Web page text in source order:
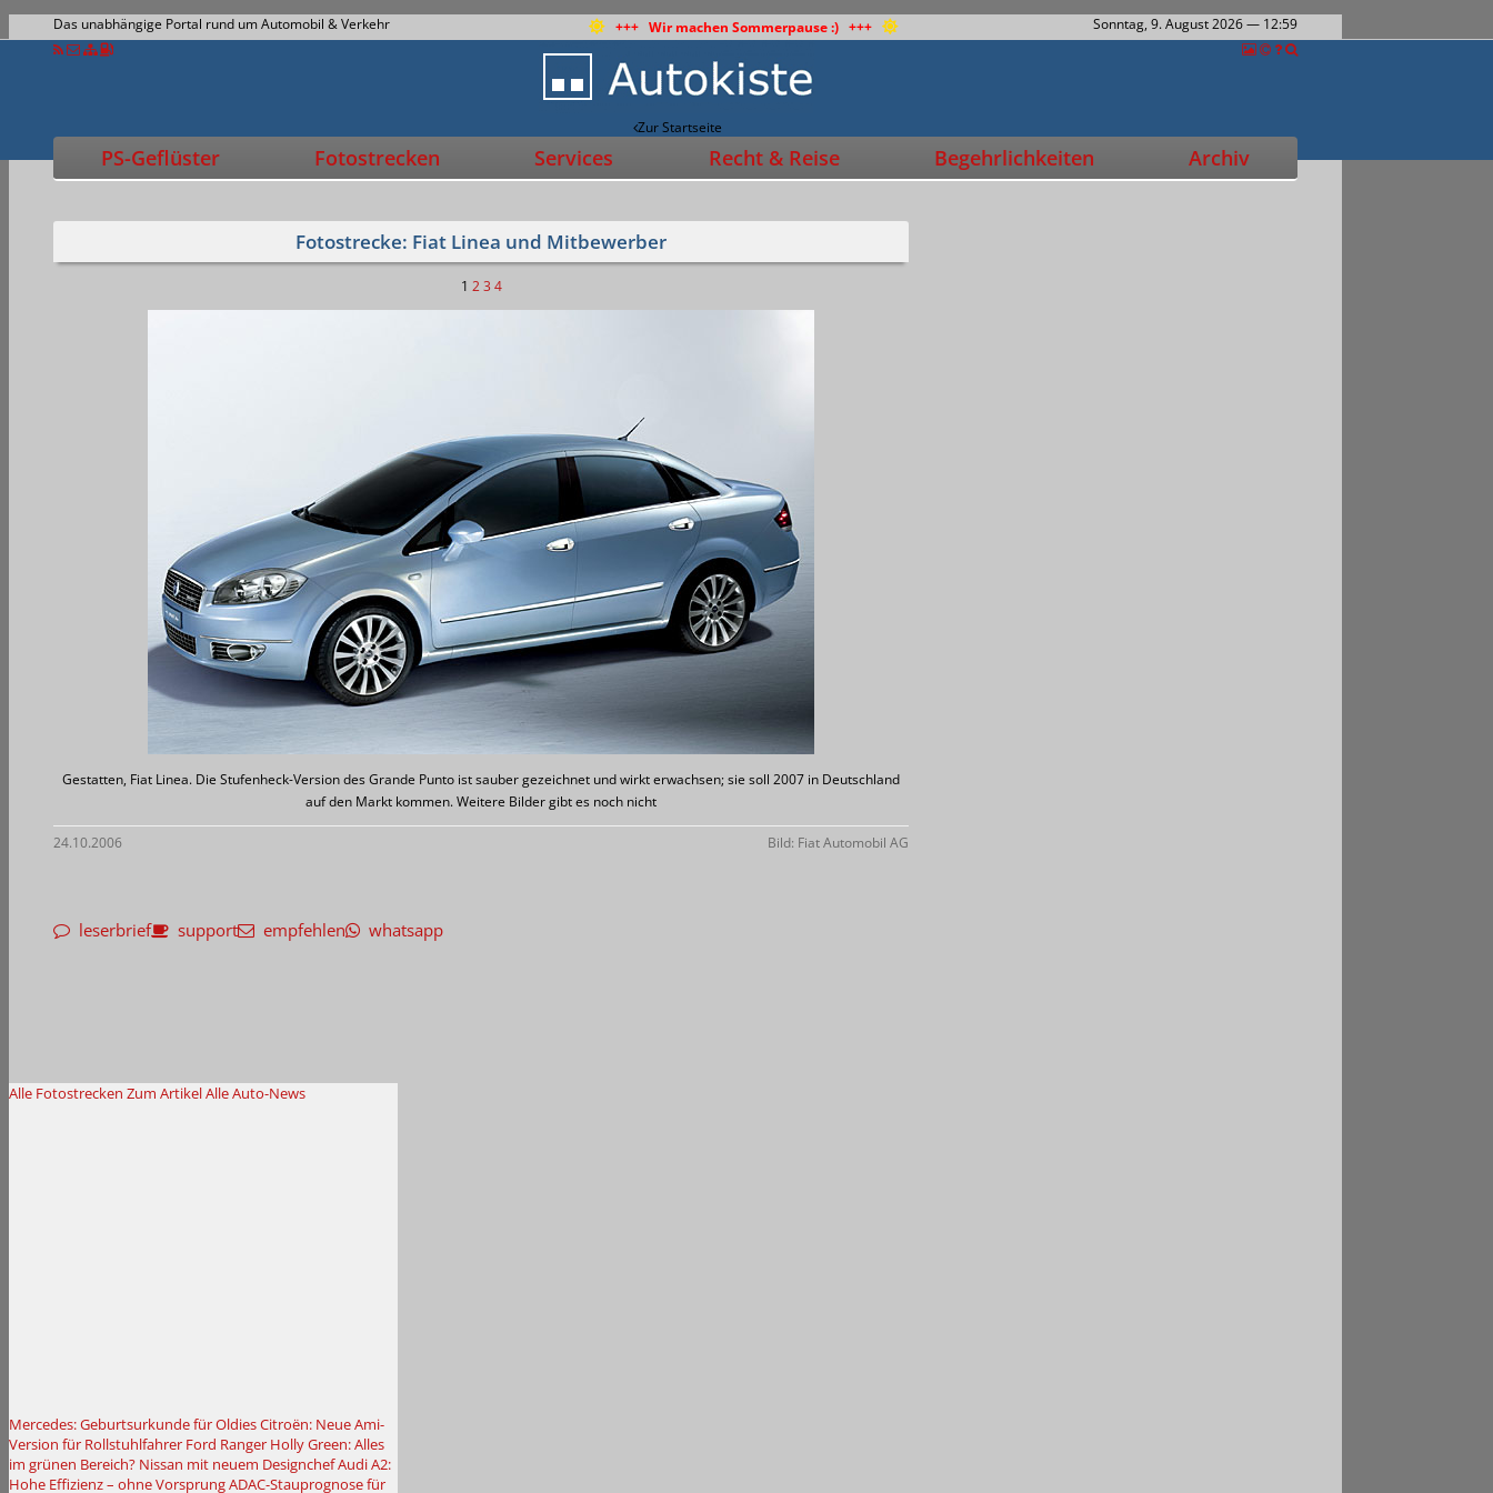
Das unabhängige Portal rund um Automobil & Verkehr +++ Wir machen Sommerpause :) +++ Sonntag, 9. August 2026— 12:59
Zur Startseite
PS-Geflüster Fotostrecken Services Recht & Reise Begehrlichkeiten Archiv
Fotostrecke: Fiat Linea und Mitbewerber
1 2 3 4
Gestatten, Fiat Linea. Die Stufenheck-Version des Grande Punto ist sauber gezeichnet und wirkt erwachsen; sie soll 2007 in Deutschland
auf den Markt kommen. Weitere Bilder gibt es noch nicht
24.10.2006 Bild: Fiat Automobil AG
leserbrief support empfehlen whatsapp
Alle Fotostrecken Zum ArtikelAlle Auto-News
Mercedes: Geburtsurkunde für OldiesCitroën: Neue Ami-
Version für Rollstuhlfahrer Ford Ranger Holly Green: Alles
im grünen Bereich? Nissan mit neuem DesignchefAudi A2:
Hohe Effizienz – ohne VorsprungADAC-Stauprognose für